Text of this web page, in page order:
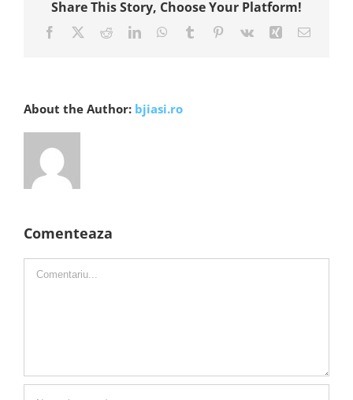
Share This Story, Choose Your Platform!
Facebook RedditLinkedInWhatsApp
Tumblr Pinterest
Vk Xing E-
About the Author: bjiasi.ro
Comenteaza